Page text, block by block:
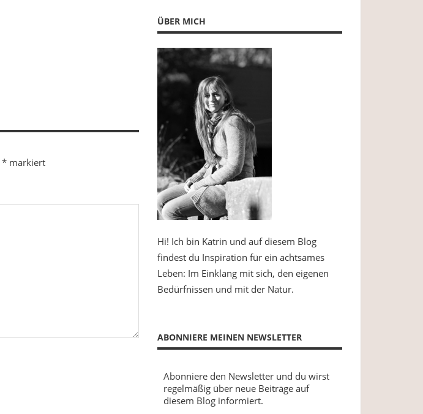
* markiert
ÜBER MICH
Hi! Ich bin Katrin und auf diesem Blog
findest du Inspiration für ein achtsames
Leben: Im Einklang mit sich, den eigenen
Bedürfnissen und mit der Natur.
ABONNIERE MEINEN NEWSLETTER
Abonniere den Newsletter und du wirst
regelmäßig über neue Beiträge auf
diesem Blog informiert.